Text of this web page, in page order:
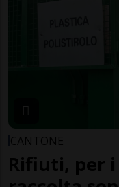
CANTONE
Rifiuti, per